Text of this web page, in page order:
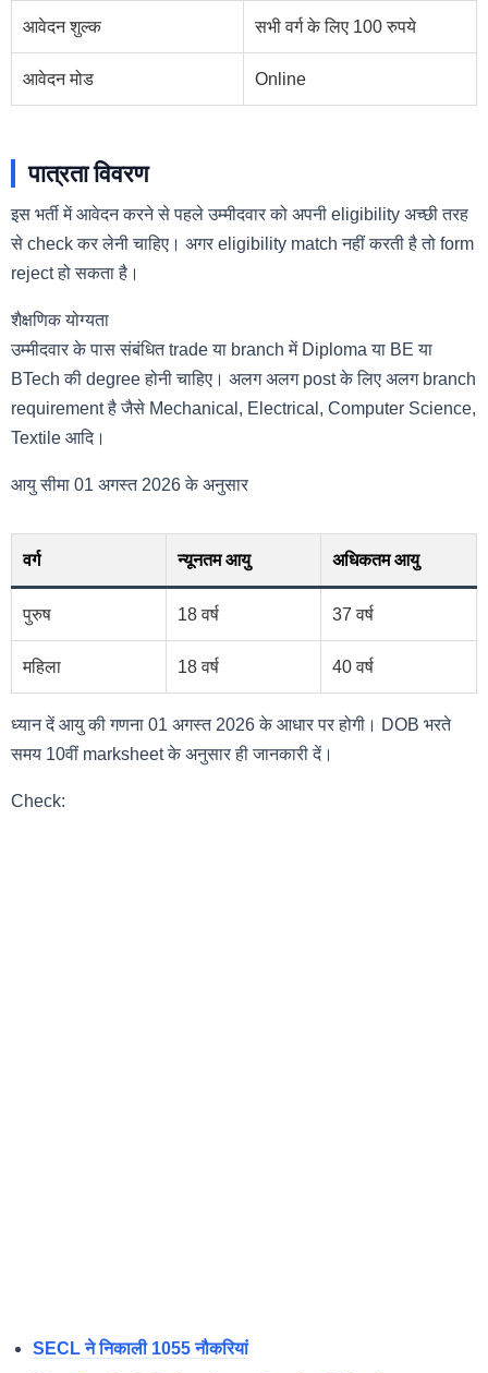
आवेदन शुल्क सभी वर्ग के लिए 100 रुपये
आवेदन मोड Online
पात्रता विवरण
इस भर्ती में आवेदन करने से पहले उम्मीदवार को अपनी eligibility अच्छी तरह
से check कर लेनी चाहिए। अगर eligibility match नहीं करती है तो form
reject हो सकता है।
शैक्षणिक योग्यता
उम्मीदवार के पास संबंधित trade या branch में Diploma या BE या
BTech की degree होनी चाहिए। अलग अलग post के लिए अलग branch
requirement है जैसे Mechanical, Electrical, Computer Science,
Textile आदि।
आयु सीमा 01 अगस्त 2026 के अनुसार
वर्ग न्यूनतम आयु अधिकतम आयु
पुरुष 18 वर्ष 37 वर्ष
महिला 18 वर्ष 40 वर्ष
ध्यान दें आयु की गणना 01 अगस्त 2026 के आधार पर होगी। DOB भरते
समय 10वीं marksheet के अनुसार ही जानकारी दें।
Check:
SECL ने निकाली 1055 नौकरियां